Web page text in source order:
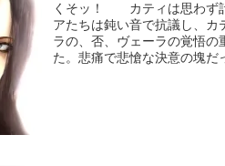
くそッ！ カティは思わず
アたちは鈍い音で抗議し、
ラの、否、ヴェーラの覚悟
た。悲痛で悲愴な決意の塊